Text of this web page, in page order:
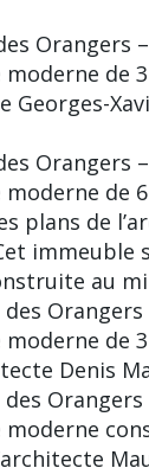
Orangers
moderne de
Georges-
Orangers
moderne de
plans de
immeuble
au
des
moderne de
Denis
des
moderne